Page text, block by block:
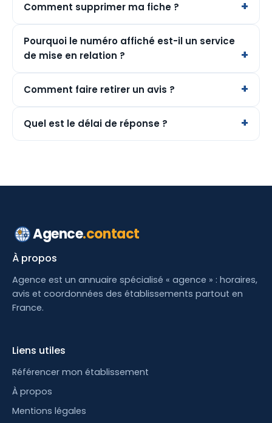
Comment supprimer ma fiche ?
Pourquoi le numéro affiché est-il un service
de mise en relation ?
Comment faire retirer un avis ?
Quel est le délai de réponse ?
Agence.contact
À propos
Agence est un annuaire spécialisé « agence » : horaires,
avis et coordonnées des établissements partout en
France.
Liens utiles
Référencer mon établissement
À propos
Mentions légales